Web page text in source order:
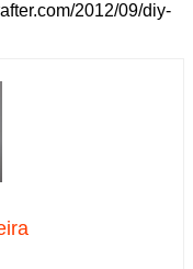
2012/09/diy-